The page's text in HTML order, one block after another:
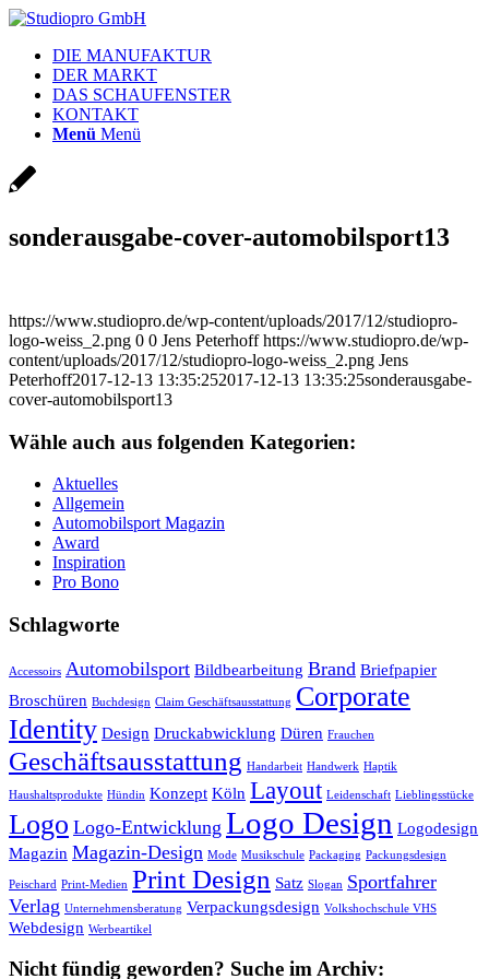
DIE MANUFAKTUR
DER MARKT
DAS SCHAUFENSTER
KONTAKT
Menü Menü
sonderausgabe-cover-automobilsport13
https://www.studiopro.de/wp-content/uploads/2017/12/studiopro-
logo-weiss_2.png 0 0 Jens Peterhoff https://www.studiopro.de/wp-
content/uploads/2017/12/studiopro-logo-weiss_2.png Jens
Peterhoff2017-12-13 13:35:252017-12-13 13:35:25sonderausgabe-
cover-automobilsport13
Wähle auch aus folgenden Kategorien:
Aktuelles
Allgemein
Automobilsport Magazin
Award
Inspiration
Pro Bono
Schlagworte
Accessoirs Automobilsport Bildbearbeitung Brand Briefpapier
Broschüren Buchdesign Claim Geschäftsausstattung Corporate
Identity Design Druckabwicklung Düren Frauchen
Geschäftsausstattung Handarbeit Handwerk Haptik
Haushaltsprodukte Hündin Konzept Köln Layout Leidenschaft Lieblingsstücke
Logo Logo-Entwicklung Logo Design Logodesign
Magazin Magazin-Design Mode Musikschule Packaging Packungsdesign
Peischard Print-Medien Print Design Satz Slogan Sportfahrer
Verlag Unternehmensberatung Verpackungsdesign Volkshochschule VHS
Webdesign Werbeartikel
Nicht fündig geworden? Suche im Archiv: